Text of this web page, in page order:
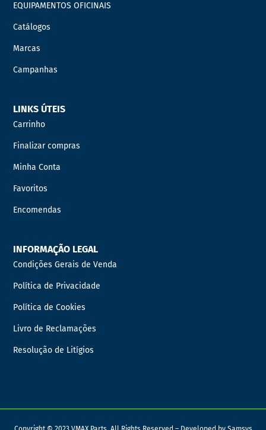
EQUIPAMENTOS OFICINAIS
Catálogos
Marcas
Campanhas
LINKS ÚTEIS
Carrinho
Finalizar compras
Minha Conta
Favoritos
Encomendas
INFORMAÇÃO LEGAL
Condições Gerais de Venda
Política de Privacidade
Política de Cookies
Livro de Reclamações
Resolução de Litígios